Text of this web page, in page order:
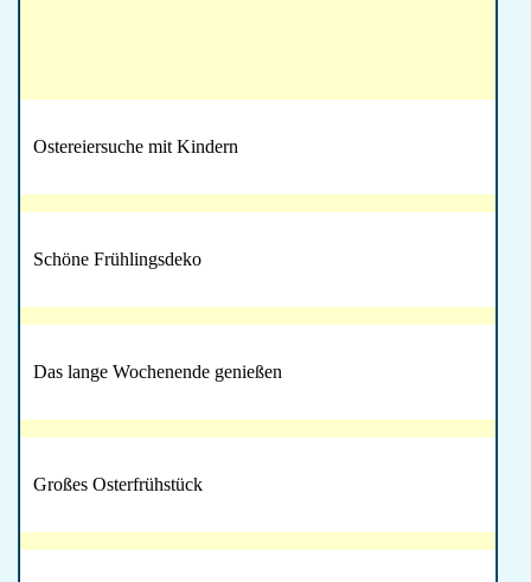
Ostereiersuche mit Kindern
Schöne Frühlingsdeko
Das lange Wochenende genießen
Großes Osterfrühstück